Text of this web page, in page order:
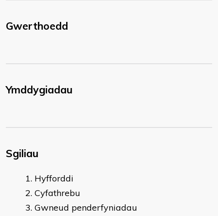
Gwerthoedd
Ymddygiadau
Sgiliau
Hyfforddi
Cyfathrebu
Gwneud penderfyniadau